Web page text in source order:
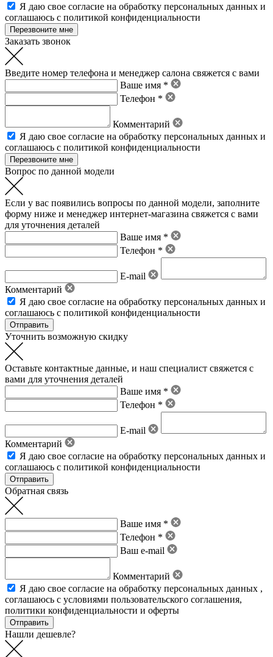
Я даю свое согласие на обработку персональных данных и
соглашаюсь с политикой конфиденциальности
Заказать звонок
Введите номер телефона и менеджер салона свяжется с вами
Ваше имя *
Телефон *
Комментарий
Я даю свое согласие на обработку персональных данных и
соглашаюсь с политикой конфиденциальности
Вопрос по данной модели
Если у вас появились вопросы по данной модели, заполните
форму ниже и менеджер интернет-магазина свяжется с вами
для уточнения деталей
Ваше имя *
Телефон *
E-mail
Комментарий
Я даю свое согласие на обработку персональных данных и
соглашаюсь с политикой конфиденциальности
Уточнить возможную скидку
Оставьте контактные данные, и наш специалист свяжется с
вами для уточнения деталей
Ваше имя *
Телефон *
E-mail
Комментарий
Я даю свое согласие на обработку персональных данных и
соглашаюсь с политикой конфиденциальности
Обратная связь
Ваше имя *
Телефон *
Ваш e-mail
Комментарий
Я даю свое согласие на обработку персональных данных ,
соглашаюсь с условиями пользовательского соглашения,
политики конфиденциальности и оферты
Нашли дешевле?